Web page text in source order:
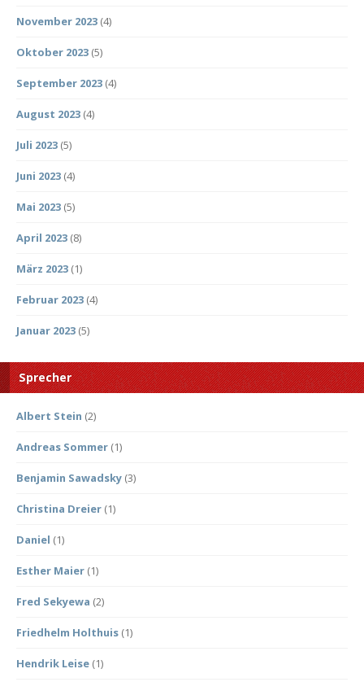
November 2023 (4)
Oktober 2023 (5)
September 2023 (4)
August 2023 (4)
Juli 2023 (5)
Juni 2023 (4)
Mai 2023 (5)
April 2023 (8)
März 2023 (1)
Februar 2023 (4)
Januar 2023 (5)
Sprecher
Albert Stein (2)
Andreas Sommer (1)
Benjamin Sawadsky (3)
Christina Dreier (1)
Daniel (1)
Esther Maier (1)
Fred Sekyewa (2)
Friedhelm Holthuis (1)
Hendrik Leise (1)